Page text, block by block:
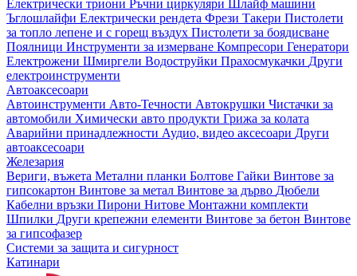
Електрически триони Ръчни циркуляри
Шлайф машини
Ъглошлайфи Електрически рендета Фрези Такери Пистолети
за топло лепене и с горещ въздух Пистолети за боядисване
Поялници Инструменти за измерване Компресори Генератори
Електрожени Шмиргели Водоструйки Прахосмукачки Други
електроинструменти
Автоаксесоари
Автоинструменти Авто-Течности Автокрушки Чистачки за
автомобили Химически авто продукти Грижа за колата
Аварийни принадлежности Аудио, видео аксесоари Други
автоаксесоари
Железария
Вериги, въжета Метални планки Болтове Гайки Винтове за
гипсокартон Винтове за метал Винтове за дърво Дюбели
Кабелни връзки Пирони Нитове Монтажни комплекти
Шпилки Други крепежни елементи Винтове за бетон Винтове
за гипсофазер
Системи за защита и сигурност
Катинари